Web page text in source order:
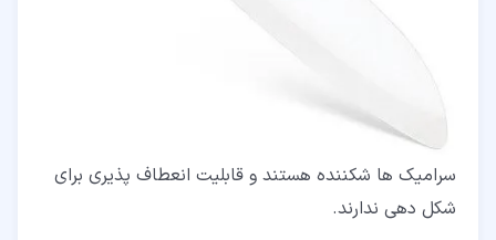
سرامیک ها شکننده هستند و قابلیت انعطاف پذیری برای
شکل دهی ندارند.